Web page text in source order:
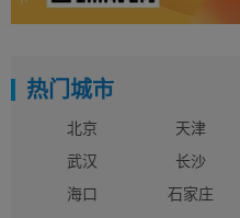
热门城市
北京 天津
武汉
长沙
海口
石家庄